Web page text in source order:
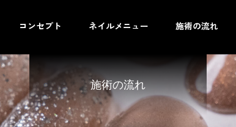
コンセプト ネイルメニュー 施術の流れ
施術の流れ